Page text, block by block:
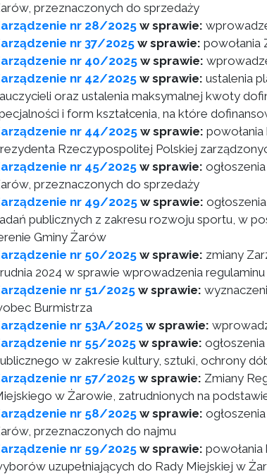
przeznaczonych do sprzedaży
nr 28/2025 w sprawie:
nr 37/2025w sprawie: powołania
nr 40/2025 w sprawie:
nr 42/2025 w sprawie: ustalenia
oraz ustalenia maksymalnej kwoty
i form kształcenia, na które
nr 44/2025 w sprawie:
Rzeczypospolitej Polskiej
nr 45/2025 w sprawie:
przeznaczonych do sprzedaży
nr 49/2025 w sprawie:
publicznych z zakresu rozwoju sportu, w
Gminy Żarów
nr 50/2025 w sprawie: zmiany
2024 w sprawie wprowadzenia
nr 51/2025w sprawie:
Burmistrza
nr 53A/2025 w sprawie:
nr 55/2025w sprawie:
w zakresie kultury, sztuki, ochrony
nr 57/2025w sprawie: Zmiany
w Żarowie, zatrudnionych na
nr 58/2025 w sprawie:
przeznaczonych do najmu
nr 59/2025 w sprawie:
uzupełniających do Rady Miejskiej w